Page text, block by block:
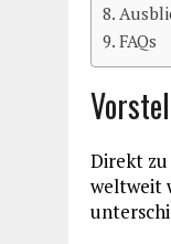
FAQs
Direkt
weltweit